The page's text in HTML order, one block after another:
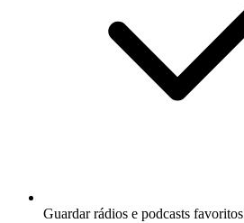
Guardar rádios e podcasts favoritos